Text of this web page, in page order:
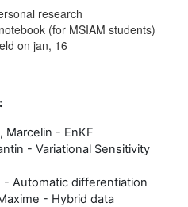
research
(for MSIAM students)
on jan, 16
Marcelin - EnKF
- Variational Sensitivity
- Automatic differentiation
- Hybrid data